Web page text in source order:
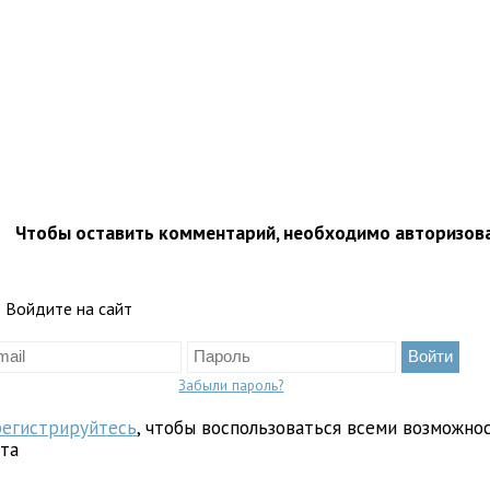
Чтобы оставить комментарий, необходимо
Войдите на сайт
Забыли пароль?
, чтобы воспользоваться всеми